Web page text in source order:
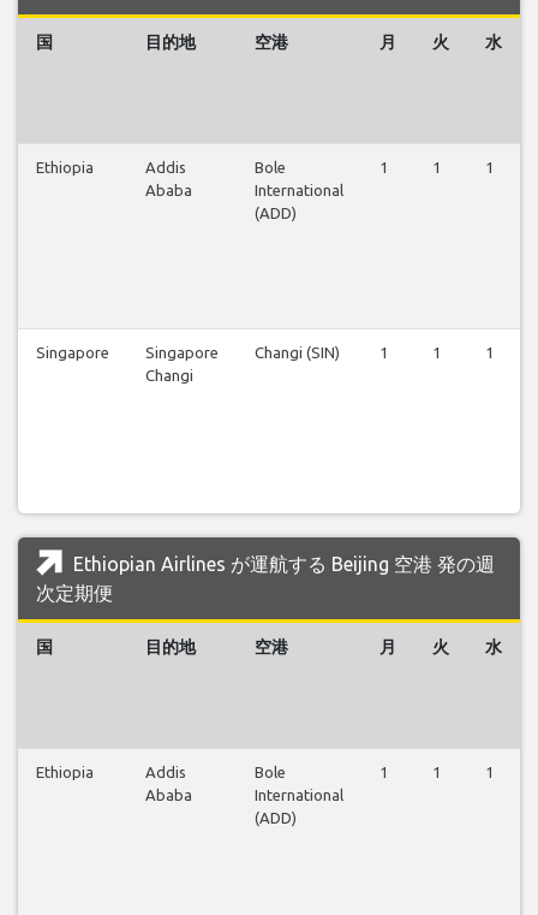
国 目的地 空港 月 火 水
Ethiopia
Addis
Ababa
Bole
International
(ADD)
1 1 1
Singapore
Singapore
Changi
Changi (SIN) 1 1 1
Ethiopian Airlines が運航する Beijing 空港 発の週
次定期便
国 目的地 空港 月 火 水
Ethiopia
Addis
Ababa
Bole
International
(ADD)
1 1 1